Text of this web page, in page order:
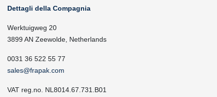
Dettagli della Compagnia
Werktuigweg 20
3899 AN Zeewolde, Netherlands
0031 36 522 55 77
sales@frapak.com
VAT reg.no. NL8014.67.731.B01